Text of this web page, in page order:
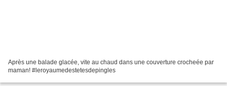
Après une balade glacée, vite au chaud dans une couverture crocheée par
maman! #leroyaumedestetesdepingles